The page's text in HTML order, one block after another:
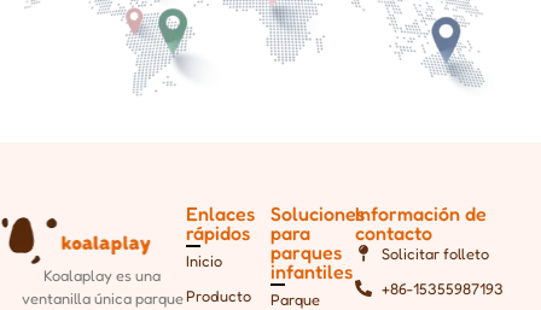
Koalaplay es una
ventanilla única parque
Enlaces
rápidos
Inicio
Producto
Soluciones
para
parques
infantiles
Parque
Información de
contacto
Solicitar folleto
+86-15355987193